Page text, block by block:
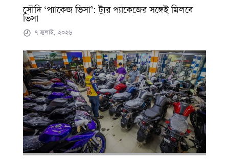
সৌদি ‘প্যাকেজ ভিসা’: ট্যুর প্যাকেজের সঙ্গেই মিলবে
ভিসা
৭ জুলাই, ২০২৬